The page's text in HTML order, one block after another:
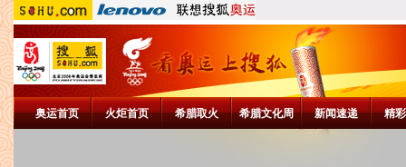
奥运首页 火炬首页 希腊取火 希腊文化周 新闻速递 精